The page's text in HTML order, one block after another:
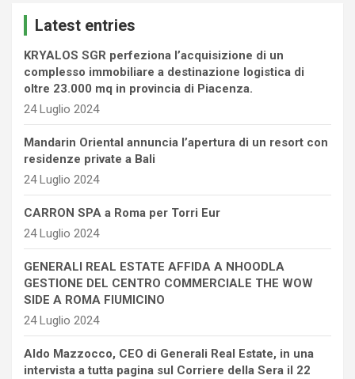
Latest entries
KRYALOS SGR perfeziona l’acquisizione di un
complesso immobiliare a destinazione logistica di
oltre 23.000 mq in provincia di Piacenza.
24 Luglio 2024
Mandarin Oriental annuncia l’apertura di un resort con
residenze private a Bali
24 Luglio 2024
CARRON SPA a Roma per Torri Eur
24 Luglio 2024
GENERALI REAL ESTATE AFFIDA A NHOODLA
GESTIONE DEL CENTRO COMMERCIALE THE WOW
SIDE A ROMA FIUMICINO
24 Luglio 2024
Aldo Mazzocco, CEO di Generali Real Estate, in una
intervista a tutta pagina sul Corriere della Sera il 22